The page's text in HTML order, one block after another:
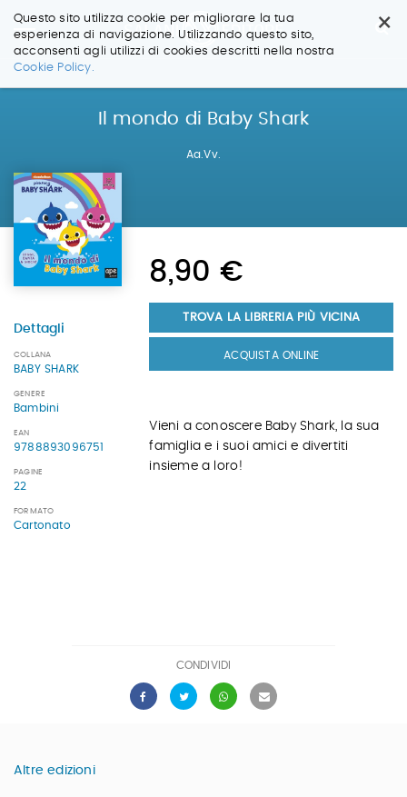
×
Questo sito utilizza cookie per migliorare la tua
esperienza di navigazione. Utilizzando questo sito,
acconsenti agli utilizzi di cookies descritti nella nostra
Cookie Policy.
Salta
Il mondo di Baby Shark
Aa.Vv.
Dettagli
COLLANA
BABY SHARK
GENERE
Bambini
EAN
9788893096751
PAGINE
22
FORMATO
Cartonato
8,90 €
TROVA LA LIBRERIA PIÙ VICINA
ACQUISTA ONLINE
Vieni a conoscere Baby Shark, la sua
famiglia e i suoi amici e divertiti
insieme a loro!
CONDIVIDI
Altre edizioni